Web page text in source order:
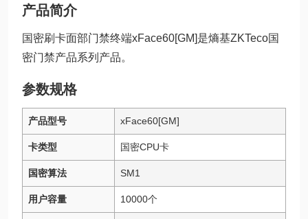
产品简介
国密刷卡面部门禁终端xFace60[GM]是熵基ZKTeco国
密门禁产品系列产品。
参数规格
产品型号 xFace60[GM]
卡类型 国密CPU卡
国密算法 SM1
用户容量 10000个